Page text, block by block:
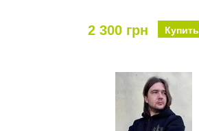
2 300 грн Купить